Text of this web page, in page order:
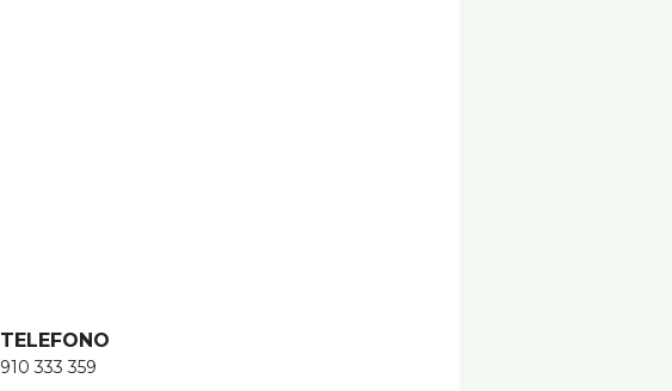
TELEFONO
910 333 359